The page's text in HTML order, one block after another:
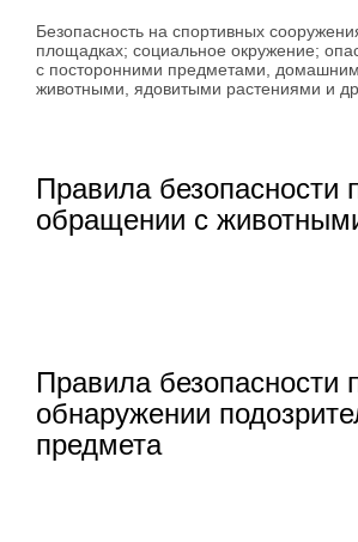
Безопасность на спортивных
площадках; социальное окружение;
с посторонними предметами,
животными, ядовитыми растениями и
Правила безопасности
обращении с
Правила безопасности
обнаружении
предмета